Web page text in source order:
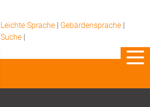
Leichte Sprache | Gebärdensprache |
Suche |